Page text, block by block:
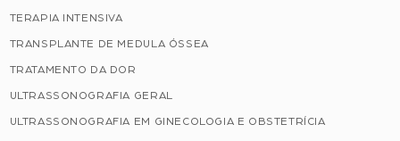
TERAPIA INTENSIVA
TRANSPLANTE DE MEDULA ÓSSEA
TRATAMENTO DA DOR
ULTRASSONOGRAFIA GERAL
ULTRASSONOGRAFIA EM GINECOLOGIA E OBSTETRÍCIA